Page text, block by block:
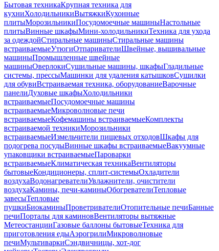
Бытовая техникаКрупная техника для
кухниХолодильникиВытяжкиКухонные
плитыМорозильникиПосудомоечные машиныНастольные
плитыВинные шкафыМини-холодильникиТехника для ухода
за одеждойСтиральные машиныСтиральные машины
встраиваемыеУтюгиОтпаривателиШвейные, вышивальные
машиныПромышленные швейные
машиныОверлокиСушильные машины, шкафыГладильные
системы, прессыМашинки для удаления катышковСушилки
для обувиВстраиваемая техника, оборудованиеВарочные
панелиДуховые шкафыХолодильники
встраиваемыеПосудомоечные машины
встраиваемыеМикроволновые печи
встраиваемыеКофемашины встраиваемыеКомплекты
встраиваемой техникиМорозильники
встраиваемыеИзмельчители пищевых отходовШкафы для
подогрева посудыВинные шкафы встраиваемыеВакуумные
упаковщики встраиваемыеПароварки
встраиваемыеКлиматическая техникаВентиляторы
бытовыеКондиционеры, сплит-системыОхладители
воздухаВодонагревателиУвлажнители, очистители
воздухаКамины, печи-каминыОбогревателиТепловые
завесыТепловые
пушкиБиокаминыПроветривателиОтопительные печиБанные
печиПорталы для каминовВентиляторы вытяжные
МетеостанцииГазовые баллоны бытовыеТехника для
приготовления едыАэрогрилиМикроволновые
печиМультиваркиСэндвичницы, хот-дог